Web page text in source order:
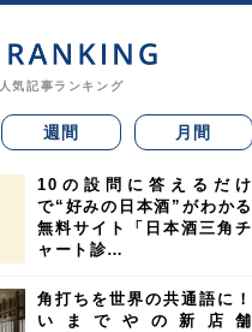
人気記事ランキング
週間 月間
10の設問に答えるだけ
で“好みの日本酒”がわかる
無料サイト「日本酒三角チ
ャート診…
角打ちを世界の共通語に！
いまでやの新店舗